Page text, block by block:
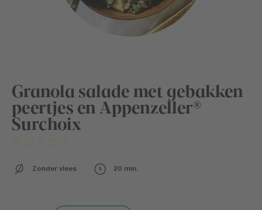
Granola salade met gebakken
peertjes en Appenzeller®
Surchoix
Zonder vlees 20 min.